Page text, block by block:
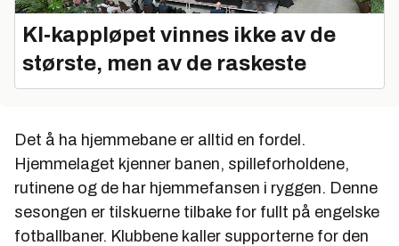
KI‑kappløpet vinnes ikke av de
største, men av de raskeste
Det å ha hjemmebane er alltid en fordel.
Hjemmelaget kjenner banen, spilleforholdene,
rutinene og de har hjemmefansen i ryggen. Denne
sesongen er tilskuerne tilbake for fullt på engelske
fotballbaner. Klubbene kaller supporterne for den